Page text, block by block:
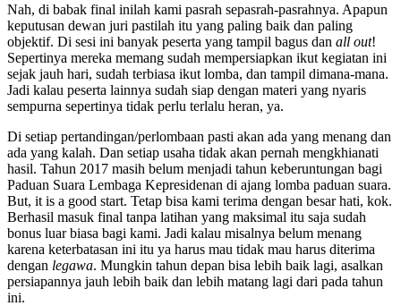
Nah, di babak final inilah kami pasrah sepasrah-pasrahnya. Apapun
keputusan dewan juri pastilah itu yang paling baik dan paling
objektif. Di sesi ini banyak peserta yang tampil bagus dan all out!
Sepertinya mereka memang sudah mempersiapkan ikut kegiatan ini
sejak jauh hari, sudah terbiasa ikut lomba, dan tampil dimana-mana.
Jadi kalau peserta lainnya sudah siap dengan materi yang nyaris
sempurna sepertinya tidak perlu terlalu heran, ya.
Di setiap pertandingan/perlombaan pasti akan ada yang menang dan
ada yang kalah. Dan setiap usaha tidak akan pernah mengkhianati
hasil. Tahun 2017 masih belum menjadi tahun keberuntungan bagi
Paduan Suara Lembaga Kepresidenan di ajang lomba paduan suara.
But, it is a good start. Tetap bisa kami terima dengan besar hati, kok.
Berhasil masuk final tanpa latihan yang maksimal itu saja sudah
bonus luar biasa bagi kami. Jadi kalau misalnya belum menang
karena keterbatasan ini itu ya harus mau tidak mau harus diterima
dengan legawa. Mungkin tahun depan bisa lebih baik lagi, asalkan
persiapannya jauh lebih baik dan lebih matang lagi dari pada tahun
ini.